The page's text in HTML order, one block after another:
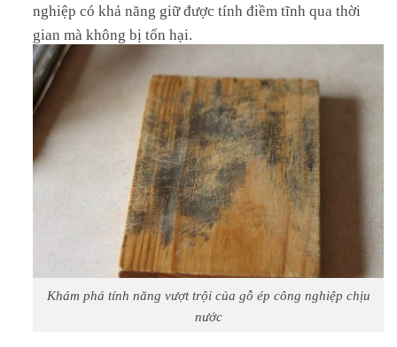
nghiệp có khả năng giữ được tính điềm tĩnh qua thời
gian mà không bị tổn hại.
Khám phá tính năng vượt trội của gỗ ép công nghiệp chịu
nước